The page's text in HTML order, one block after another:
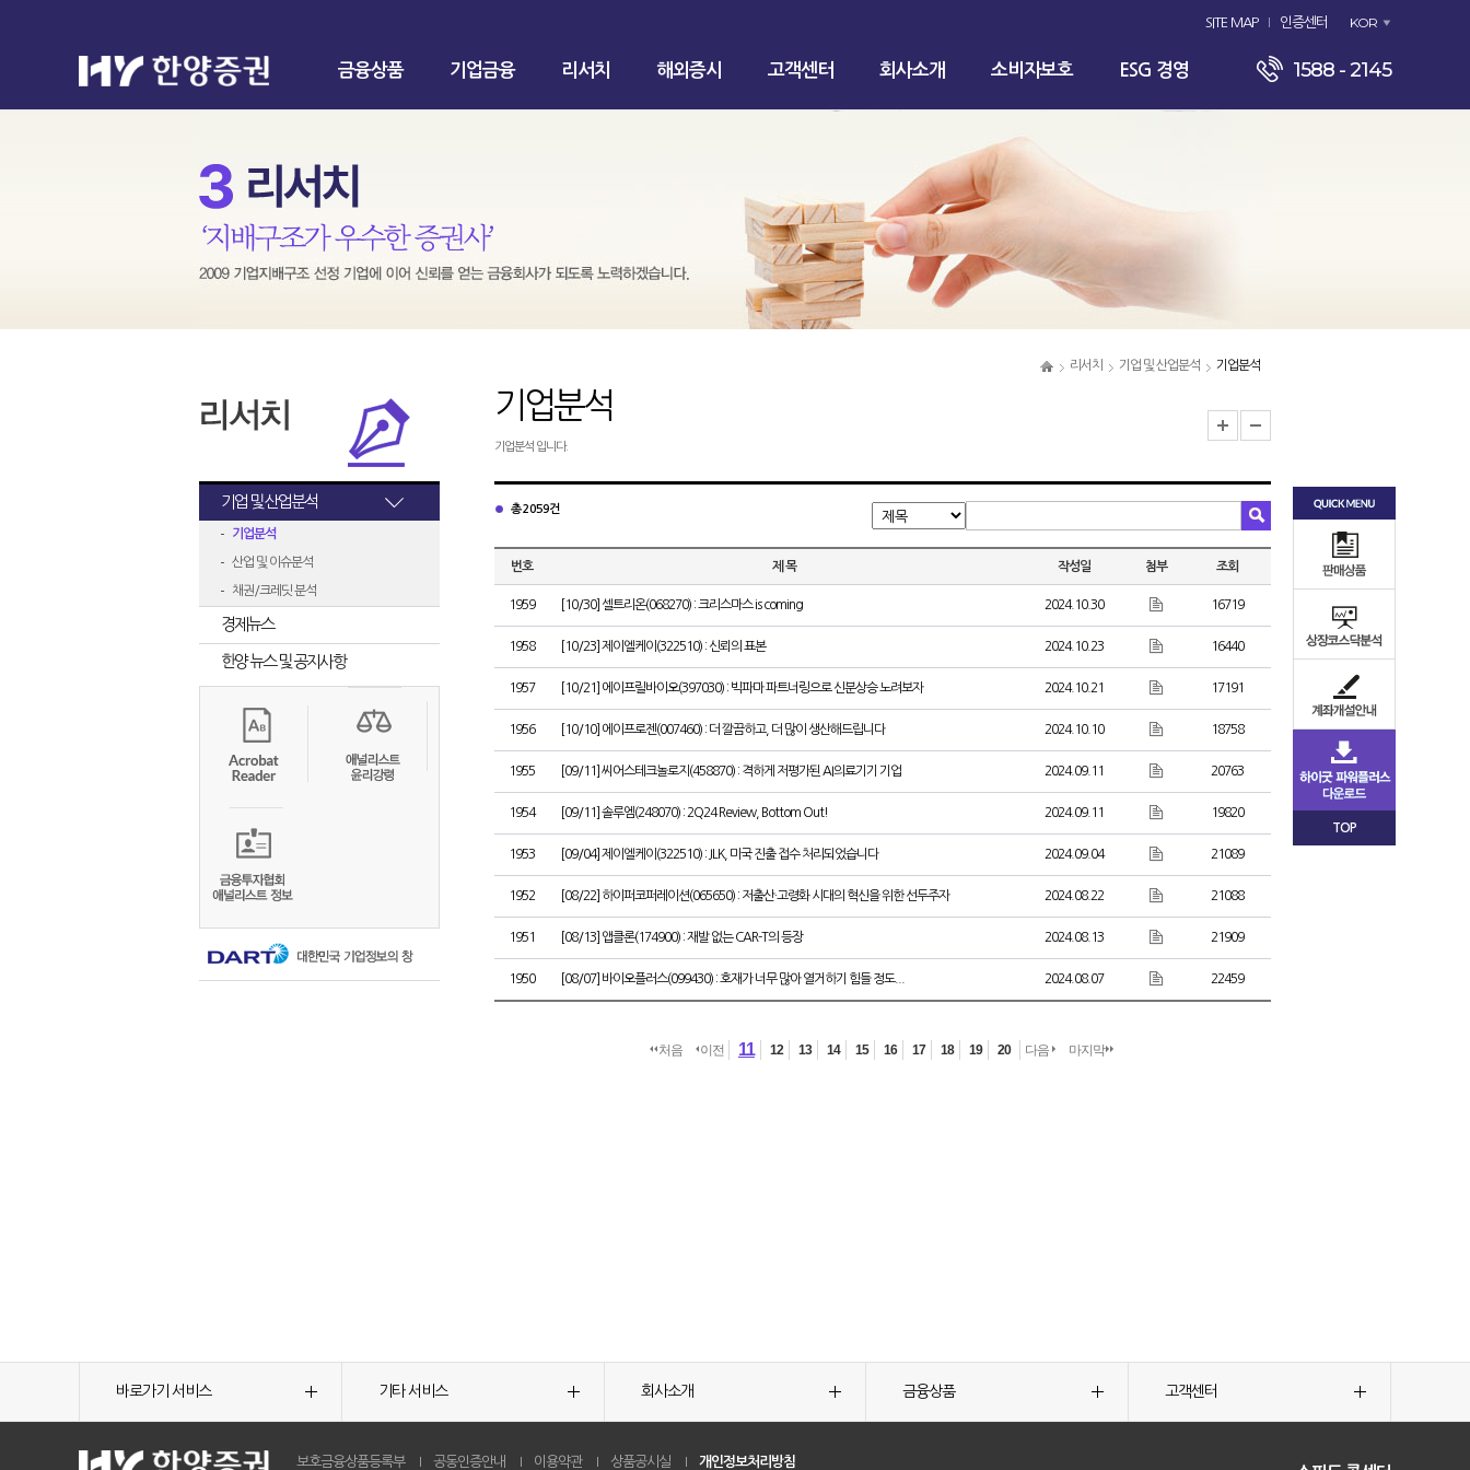
SITE MAP 인증센터 KOR
금융상품 기업금융 리서치 해외증시 고객센터 회사소개 소비자보호 ESG 경영 1588 - 2145
리서치 기업 및 산업분석 기업분석
기업 및 산업분석
기업분석
산업 및 이슈분석
채권/크레딧 분석
경제뉴스
한양 뉴스 및 공지사항
기업분석
기업분석 입니다.
총 2059건
번호 제 목 작성일 첨부 조회
1959 [10/30] 셀트리온(068270) : 크리스마스 is coming 2024.10.30 16719
1958 [10/23] 제이엘케이(322510) : 신뢰의 표본 2024.10.23 16440
1957 [10/21] 에이프릴바이오(397030) : 빅파마 파트너링으로 신분상승 노려보자 2024.10.21 17191
1956 [10/10] 에이프로젠(007460) : 더 깔끔하고, 더 많이 생산해드립니다 2024.10.10 18758
1955 [09/11] 씨어스테크놀로지(458870) : 격하게 저평가된 AI의료기기 기업 2024.09.11 20763
1954 [09/11] 솔루엠(248070) : 2Q24 Review, Bottom Out! 2024.09.11 19820
1953 [09/04] 제이엘케이(322510) : JLK, 미국 진출 접수 처리되었습니다 2024.09.04 21089
1952 [08/22] 하이퍼코퍼레이션(065650) : 저출산·고령화 시대의 혁신을 위한 선두주자 2024.08.22 21088
1951 [08/13] 앱클론(174900) : 재발 없는 CAR-T의 등장 2024.08.13 21909
1950 [08/07] 바이오플러스(099430) : 호재가 너무 많아 열거하기 힘들 정도... 2024.08.07 22459
처음 이전 11 12 13 14 15 16 17 18 19 20 다음 마지막
TOP
바로가기 서비스 기타 서비스 회사소개 금융상품 고객센터
보호금융상품등록부 공동인증안내 이용약관 상품공시실 개인정보처리방침